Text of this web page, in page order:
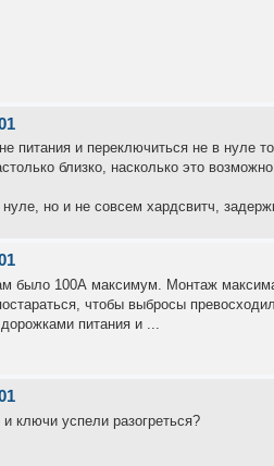
питания и переключиться не в нуле
близко, насколько это
но и не совсем хардсвитч,
было 100А максимум. Монтаж
чтобы выбросы
питания и ...
ключи успели разогреться?